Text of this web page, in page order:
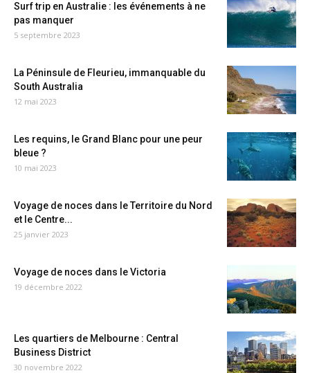
Surf trip en Australie : les événements à ne
pas manquer
5 septembre 2023
La Péninsule de Fleurieu, immanquable du
South Australia
12 mai 2023
Les requins, le Grand Blanc pour une peur
bleue ?
10 mai 2023
Voyage de noces dans le Territoire du Nord
et le Centre...
25 janvier 2023
Voyage de noces dans le Victoria
19 décembre 2022
Les quartiers de Melbourne : Central
Business District
30 novembre 2022